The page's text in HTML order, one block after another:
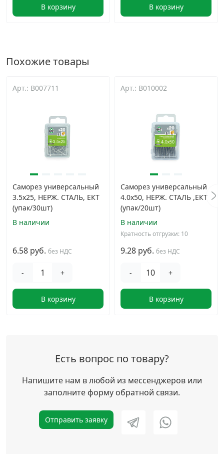
В корзину В корзину
Похожие товары
Арт.: B007711
Саморез универсальный
3.5х25, НЕРЖ. СТАЛЬ, ЕКТ
(упак/30шт)
В наличии
6.58 руб. без НДС
- +
В корзину
Арт.: B010002
Саморез универсальный
4.0х50, НЕРЖ. СТАЛЬ ,ЕКТ
(упак/20шт)
В наличии
Кратность отгрузки: 10
9.28 руб. без НДС
- +
В корзину
Есть вопрос по товару?
Напишите нам в любой из мессенджеров или
заполните форму обратной связи.
Отправить заявку